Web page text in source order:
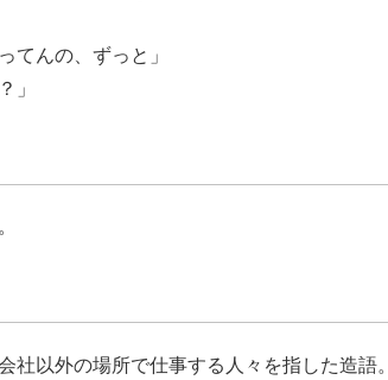
てんの、ずっと」
」
社以外の場所で仕事する人々を指した造語。